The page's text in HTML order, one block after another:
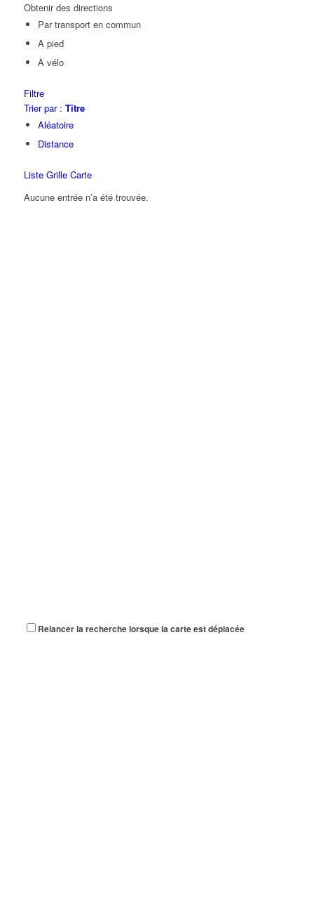
Obtenir des directions
Par transport en commun
A pied
À vélo
Filtre
Trier par : Titre
Aléatoire
Distance
Liste Grille Carte
Aucune entrée n’a été trouvée.
Relancer la recherche lorsque la carte est déplacée